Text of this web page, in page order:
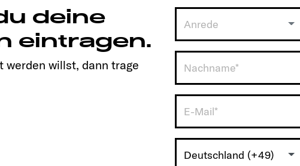
deine
eintragen.
werden willst, dann trage
Anrede
Deutschland (+49)